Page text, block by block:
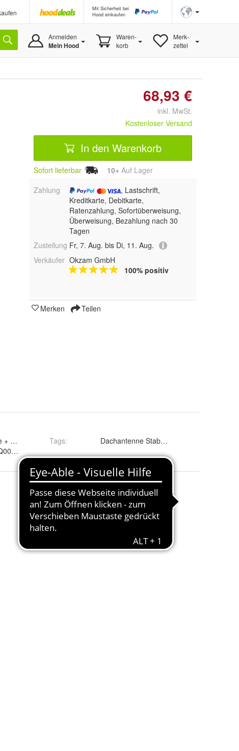
Mit Sicherheit bei
Hood einkaufen
Anmelden
Mein Hood
Waren-
korb
Merk-
zettel
68,93 €
inkl. MwSt.
Kostenloser Versand
In den Warenkorb
Sofort lieferbar 10+ Auf Lager
Zahlung
, Lastschrift,
Kreditkarte, Debitkarte,
Ratenzahlung, Sofortüberweisung,
Überweisung, Bezahlung nach 30
Tagen
Zustellung Fr, 7. Aug. bis Di, 11. Aug.
Verkäufer Okzam GmbH
100% positiv
Merken Teilen
+ Antennenfuß
5U0035501D, 6R0035849, 1J0035501
Tags: Dachantenne Stabantenne Antennenfuß